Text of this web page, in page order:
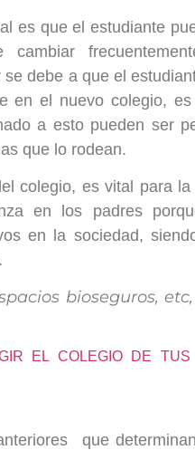
es que el estudiante
debe a que el
en el nuevo colegio,
a esto pueden ser
que lo rodean.
colegio, es vital para
en los padres
en la sociedad,
bioseguros,
EL COLEGIO DE
que